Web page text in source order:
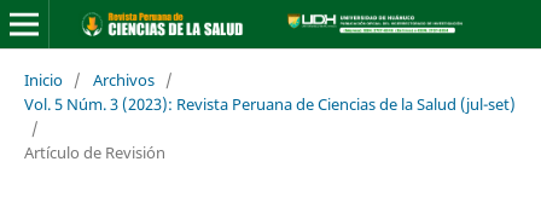
Inicio / Archivos /
Vol. 5 Núm. 3 (2023): Revista Peruana de Ciencias de la Salud (jul-set)
/
Artículo de Revisión